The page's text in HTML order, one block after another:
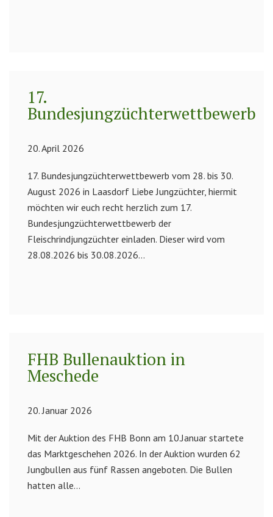
17.
Bundesjungzüchterwettbewerb
20. April 2026
17. Bundesjungzüchterwettbewerb vom 28. bis 30.
August 2026 in Laasdorf Liebe Jungzüchter, hiermit
möchten wir euch recht herzlich zum 17.
Bundesjungzüchterwettbewerb der
Fleischrindjungzüchter einladen. Dieser wird vom
28.08.2026 bis 30.08.2026...
FHB Bullenauktion in
Meschede
20. Januar 2026
Mit der Auktion des FHB Bonn am 10.Januar startete
das Marktgeschehen 2026. In der Auktion wurden 62
Jungbullen aus fünf Rassen angeboten. Die Bullen
hatten alle...